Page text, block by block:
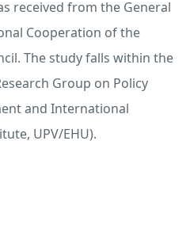
received from the General
Cooperation of the
The study falls within the
Group on Policy
and International
UPV/EHU).